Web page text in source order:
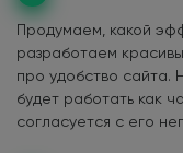
Продумаем, какой
разработаем
про удобство сайта.
будет работать как
согласуется с его